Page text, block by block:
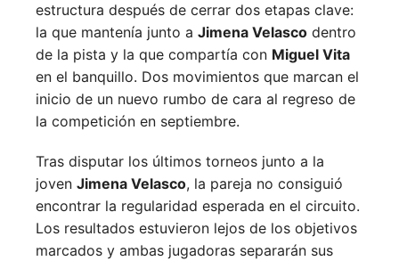
estructura después de cerrar dos etapas clave:
la que mantenía junto a Jimena Velasco dentro
de la pista y la que compartía con Miguel Vita
en el banquillo. Dos movimientos que marcan el
inicio de un nuevo rumbo de cara al regreso de
la competición en septiembre.
Tras disputar los últimos torneos junto a la
joven Jimena Velasco, la pareja no consiguió
encontrar la regularidad esperada en el circuito.
Los resultados estuvieron lejos de los objetivos
marcados y ambas jugadoras separarán sus